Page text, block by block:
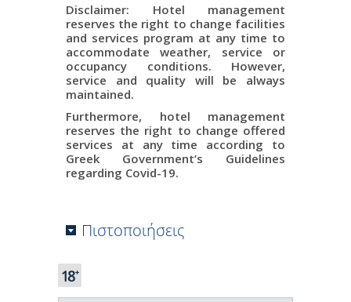
Disclaimer: Hotel management
reserves the right to change facilities
and services program at any time to
accommodate weather, service or
occupancy conditions. However,
service and quality will be always
maintained.
Furthermore, hotel management
reserves the right to change offered
services at any time according to
Greek Government’s Guidelines
regarding Covid-19.
Πιστοποιήσεις